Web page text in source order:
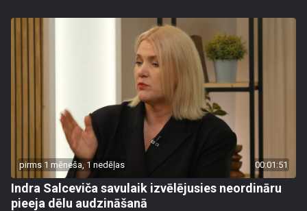
pirms 1 mēneša, 1 nedēļas 00:01:51
Indra Salceviča savulaik izvēlējusies neordināru
pieeja dēlu audzināšanā